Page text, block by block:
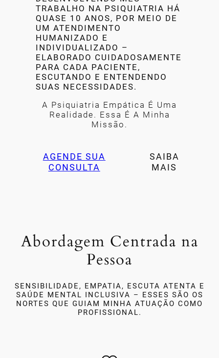
TRABALHO NA PSIQUIATRIA HÁ
QUASE 10 ANOS, POR MEIO DE
UM ATENDIMENTO
HUMANIZADO E
INDIVIDUALIZADO –
ELABORADO CUIDADOSAMENTE
PARA CADA PACIENTE,
ESCUTANDO E ENTENDENDO
SUAS NECESSIDADES.
A Psiquiatria Empática É Uma
Realidade. Essa É A Minha
Missão.
AGENDE SUA
CONSULTA
SAIBA
MAIS
Abordagem Centrada na
Pessoa
SENSIBILIDADE, EMPATIA, ESCUTA ATENTA E
SAÚDE MENTAL INCLUSIVA – ESSES SÃO OS
NORTES QUE GUIAM MINHA ATUAÇÃO COMO
PROFISSIONAL.